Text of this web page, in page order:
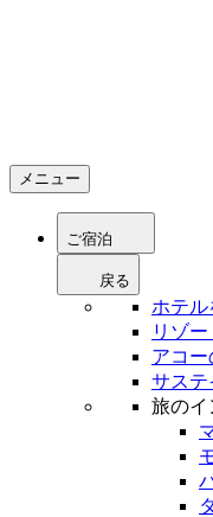
メニュー
ご宿泊
戻る
ホテル
リゾー
アコー
サステ
旅のイ